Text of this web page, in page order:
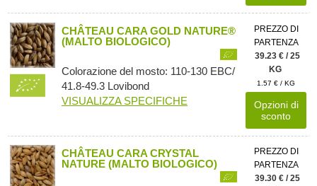
CHÂTEAU CARA GOLD NATURE®
(MALTO BIOLOGICO)
Colorazione del mosto: 110-130 EBC/
41.8-49.3 Lovibond
VISUALIZZA SPECIFICHE
PREZZO DI
PARTENZA
39.23 € / 25
KG
1.57 € / KG
Opzioni di
sconto
CHÂTEAU CARA CRYSTAL
NATURE (MALTO BIOLOGICO)
PREZZO DI
PARTENZA
39.30 € / 25